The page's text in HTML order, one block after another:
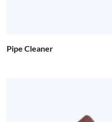
Pipe Cleaner